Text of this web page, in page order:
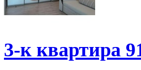
3-к квартира